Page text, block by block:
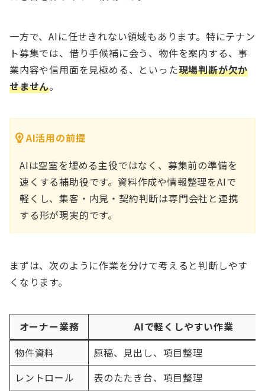
一方で、AIに任せきれない領域もあります。特にテナン
ト募集では、借り手候補に会う、物件を案内する、事
業内容や信用面を見極める、といった現場判断が欠か
せません。
AI活用の前提
AIは空室を埋める主役ではなく、募集前の準備を
速くする補助役です。資料作成や情報整理をAIで
軽くし、集客・内見・契約判断は専門会社と連携
する形が現実的です。
まずは、次のように作業を分けて考えると判断しやす
くなります。
オーナー業務
AIで軽くしやすい作業
物件資料
原稿、見出し、項目整理
レントロール
表のたたき台、項目整理